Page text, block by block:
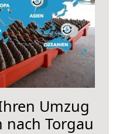
Umzug
nach Torgau